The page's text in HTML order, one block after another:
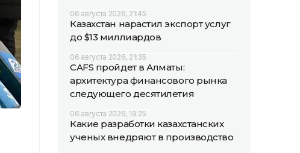
06 августа 2026, 21:45
Казахстан нарастил экспорт услуг
до $13 миллиардов
06 августа 2026, 21:35
CAFS пройдет в Алматы:
архитектура финансового рынка
следующего десятилетия
06 августа 2026, 19:25
Какие разработки казахстанских
ученых внедряют в производство